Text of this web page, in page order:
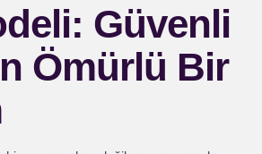
Güvenli
Ömürlü Bir